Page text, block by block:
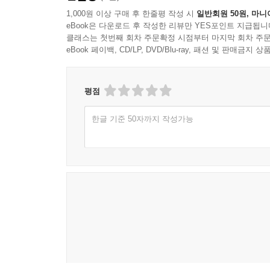
1,000원 이상 구매 후 한줄평 작성 시 일반회원 50원, 마니
eBook은 다운로드 후 작성한 리뷰만 YES포인트 지급됩니
클래스는 첫번째 회차 주문확정 시점부터 마지막 회차 주
eBook 페이백, CD/LP, DVD/Blu-ray, 패션 및 판매금지 상
평점
한글 기준 50자까지 작성가능